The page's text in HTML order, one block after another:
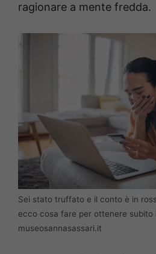
ragionare a mente fredda.
Sei stato truffato e il conto è in
ecco cosa fare per ottenere subito
museosannasassari.it